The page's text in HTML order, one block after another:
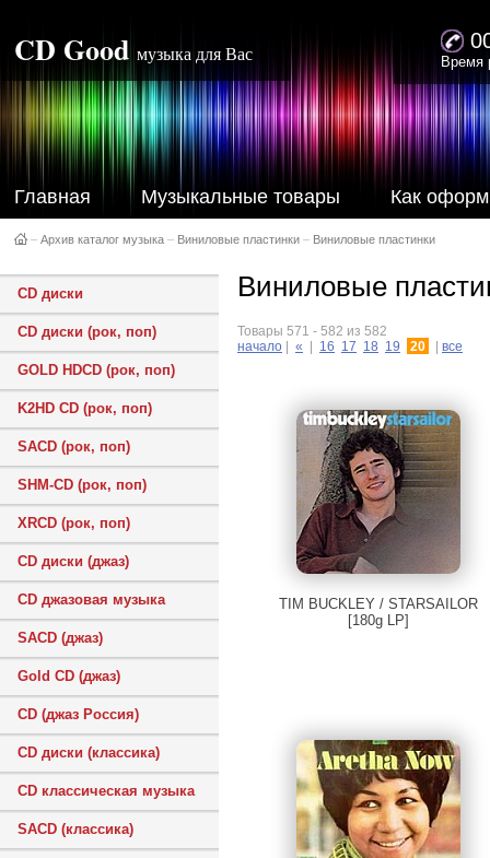
CD Good музыка для Вас Время
Главная Музыкальные товары Как
– Архив каталог музыка – Виниловые пластинки – Виниловые пластинки
CD диски
CD диски (рок, поп)
GOLD HDCD (рок, поп)
K2HD CD (рок, поп)
SACD (рок, поп)
SHM-CD (рок, поп)
XRCD (рок, поп)
CD диски (джаз)
CD джазовая музыка
SACD (джаз)
Gold CD (джаз)
CD (джаз Россия)
CD диски (классика)
CD классическая музыка
SACD (классика)
Виниловые
Товары 571 - 582 из 582
начало
« 16 17 18 19 20 все
TIM BUCKLEY / STARSAILOR
[180g LP]